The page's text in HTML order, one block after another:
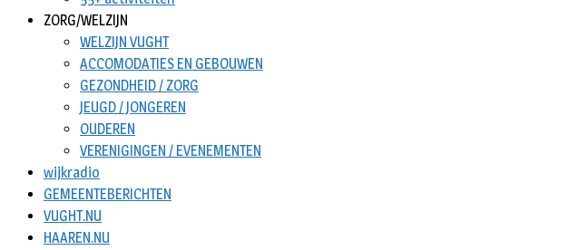
ZORG/WELZIJN
WELZIJN VUGHT
ACCOMODATIES EN GEBOUWEN
GEZONDHEID / ZORG
JEUGD / JONGEREN
OUDEREN
VERENIGINGEN / EVENEMENTEN
wijkradio
GEMEENTEBERICHTEN
VUGHT.NU
HAAREN.NU